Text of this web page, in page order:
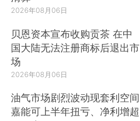
2026年08月06日
贝恩资本宣布收购贡茶 在中
国大陆无法注册商标后退出市
场
2026年08月06日
油气市场剧烈波动现套利空间
嘉能可上半年扭亏、净利增超